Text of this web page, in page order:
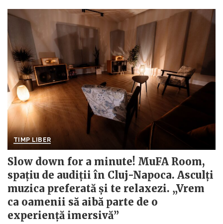
TIMP LIBER
Slow down for a minute! MuFA Room,
spațiu de audiții în Cluj-Napoca. Asculți
muzica preferată și te relaxezi. „Vrem
ca oamenii să aibă parte de o
experiență imersivă”